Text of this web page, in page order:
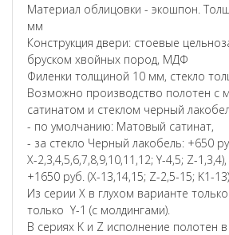
Материал облицовки - экошпон.
мм
Конструкция двери: стоевые
бруском хвойных пород, МДФ
Филенки толщиной 10 мм, стекло
Возможно производство полотен с
сатинатом и стеклом черный
- по умолчанию: Матовый сатинат,
- за стекло Черный лакобель: +650
Х-2,3,4,5,6,7,8,9,10,11,12; Y-4,5; Z-
+1650 руб. (X-13,14,15; Z-2,5-15; K1-13)
Из серии X в глухом варианте
только Y-1 (с молдингами).
В сериях K и Z исполнение полотен